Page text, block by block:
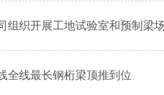
组织开展工地试验室和预制梁
全线最长钢桁梁顶推到位